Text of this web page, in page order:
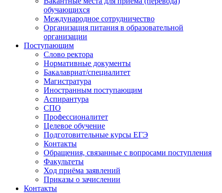
обучающихся
Международное сотрудничество
Организация питания в образовательной
организации
Поступающим
Слово ректора
Нормативные документы
Бакалавриат/специалитет
Магистратура
Иностранным поступающим
Аспирантура
СПО
Профессионалитет
Целевое обучение
Подготовительные курсы ЕГЭ
Контакты
Обращения, связанные с вопросами поступления
Факультеты
Ход приёма заявлений
Приказы о зачислении
Контакты